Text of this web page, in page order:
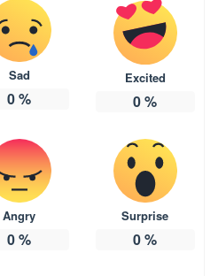
Sad
0%
Excited
0%
Angry
0%
Surprise
0%